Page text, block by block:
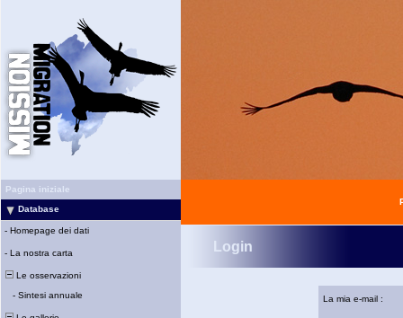
Pagina iniziale
Database
- Homepage dei dati
- La nostra carta
Le osservazioni
- Sintesi annuale
Login
La mia e-mail :